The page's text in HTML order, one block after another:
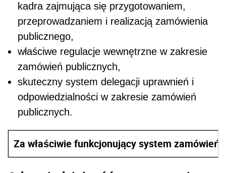
kadra zajmująca się przygotowaniem,
przeprowadzaniem i realizacją zamówienia
publicznego,
właściwe regulacje wewnętrzne w zakresie
zamówień publicznych,
skuteczny system delegacji uprawnień i
odpowiedzialności w zakresie zamówień
publicznych.
Za właściwie funkcjonujący system